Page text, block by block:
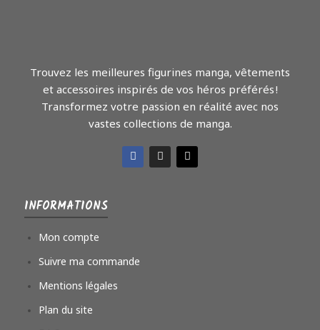
Trouvez les meilleures figurines manga, vêtements
et accessoires inspirés de vos héros préférés !
Transformez votre passion en réalité avec nos
vastes collections de manga.
INFORMATIONS
Mon compte
Suivre ma commande
Mentions légales
Plan du site